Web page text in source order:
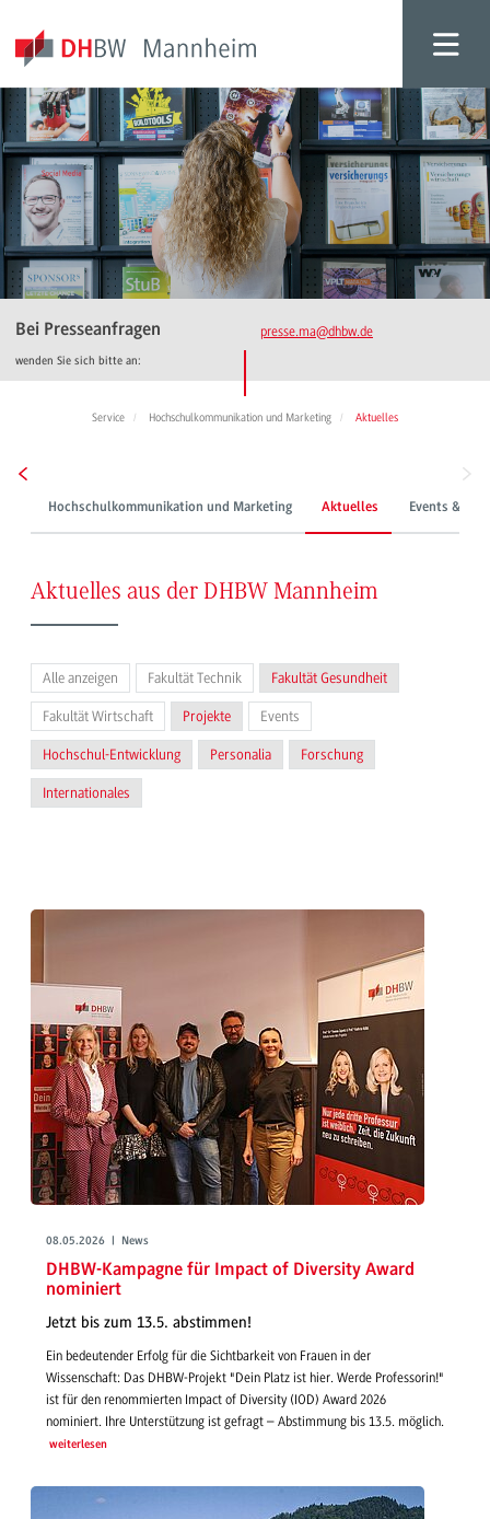
Bei Presseanfragen
wenden Sie sich bitte an:
presse.ma@dhbw.de
Service Hochschulkommunikation und Marketing Aktuelles
Hochschulkommunikation und Marketing Aktuelles Events &
Aktuelles aus der DHBW Mannheim
Alle anzeigen Fakultät Technik Fakultät Gesundheit
Fakultät Wirtschaft Projekte Events
Hochschul-Entwicklung Personalia Forschung
Internationales
08.05.2026 | News
DHBW-Kampagne für Impact of Diversity Award
nominiert
Jetzt bis zum 13.5. abstimmen!
Ein bedeutender Erfolg für die Sichtbarkeit von Frauen in der
Wissenschaft: Das DHBW-Projekt "Dein Platz ist hier. Werde Professorin!"
ist für den renommierten Impact of Diversity (IOD) Award 2026
nominiert. Ihre Unterstützung ist gefragt – Abstimmung bis 13.5. möglich.
weiterlesen